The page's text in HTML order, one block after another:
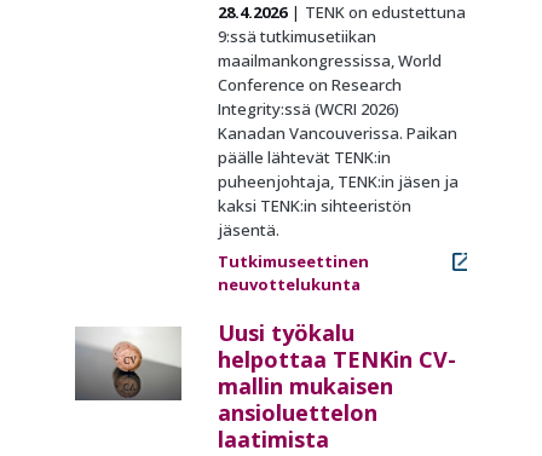
28.4.2026
TENK on edustettuna
9:ssä tutkimusetiikan
maailmankongressissa, World
Conference on Research
Integrity:ssä (WCRI 2026)
Kanadan Vancouverissa. Paikan
päälle lähtevät TENK:in
puheenjohtaja, TENK:in jäsen ja
kaksi TENK:in sihteeristön
jäsentä.
Tutkimuseettinen
neuvottelukunta
Uusi työkalu
helpottaa TENKin CV-
mallin mukaisen
ansioluettelon
laatimista